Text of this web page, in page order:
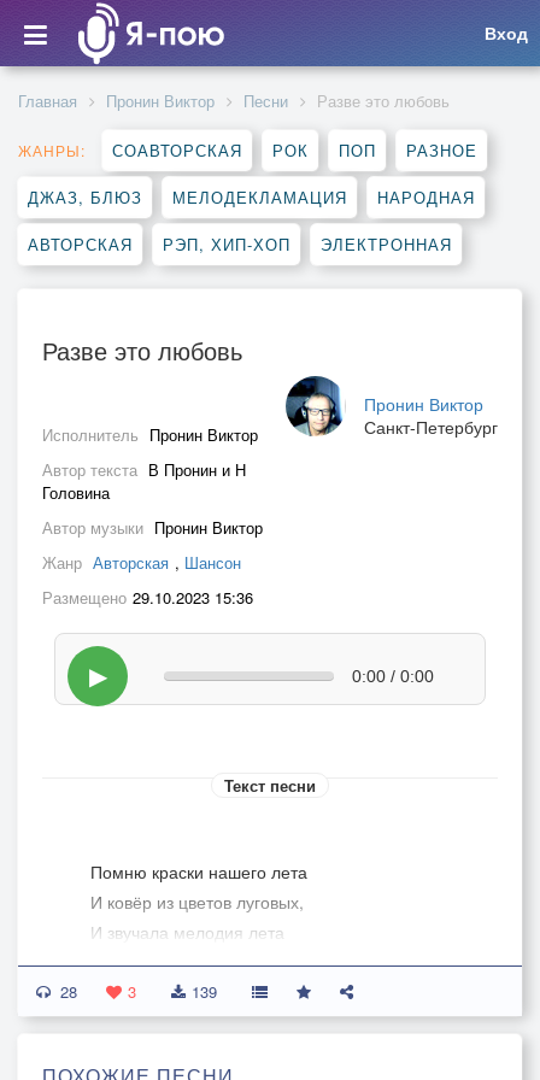
Вход
Главная Пронин Виктор Песни Разве это любовь
ЖАНРЫ: СОАВТОРСКАЯ РОК ПОП РАЗНОЕ
ДЖАЗ, БЛЮЗ МЕЛОДЕКЛАМАЦИЯ НАРОДНАЯ
АВТОРСКАЯ РЭП, ХИП-ХОП ЭЛЕКТРОННАЯ
Разве это любовь
Пронин Виктор
Санкт-Петербург
Исполнитель Пронин Виктор
Автор текста В Пронин и Н
Головина
Автор музыки Пронин Виктор
Жанр Авторская , Шансон
Размещено 29.10.2023 15:36
▶ 0:00 / 0:00
Текст песни
Помню краски нашего лета
И ковёр из цветов луговых,
И звучала мелодия лета
До рассвета в сердцах молодых.
ПРИПЕВ: Но сейчас всё осталось в прошлом,
Ты ушла и ни слова в ответ,
28 3 139